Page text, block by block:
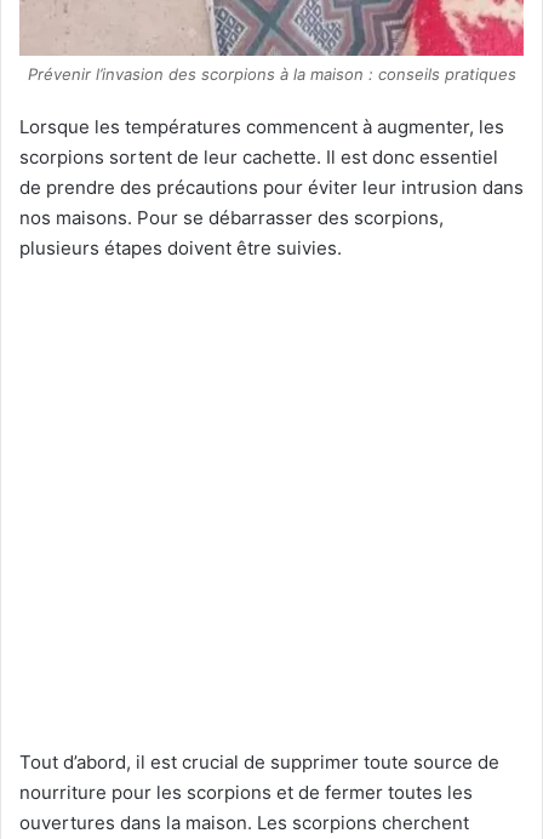
Prévenir l’invasion des scorpions à la maison : conseils pratiques
Lorsque les températures commencent à augmenter, les
scorpions sortent de leur cachette. Il est donc essentiel
de prendre des précautions pour éviter leur intrusion dans
nos maisons. Pour se débarrasser des scorpions,
plusieurs étapes doivent être suivies.
Tout d’abord, il est crucial de supprimer toute source de
nourriture pour les scorpions et de fermer toutes les
ouvertures dans la maison. Les scorpions cherchent